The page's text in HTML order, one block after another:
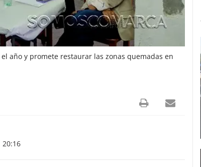
año y promete restaurar las zonas quemadas en
20:16